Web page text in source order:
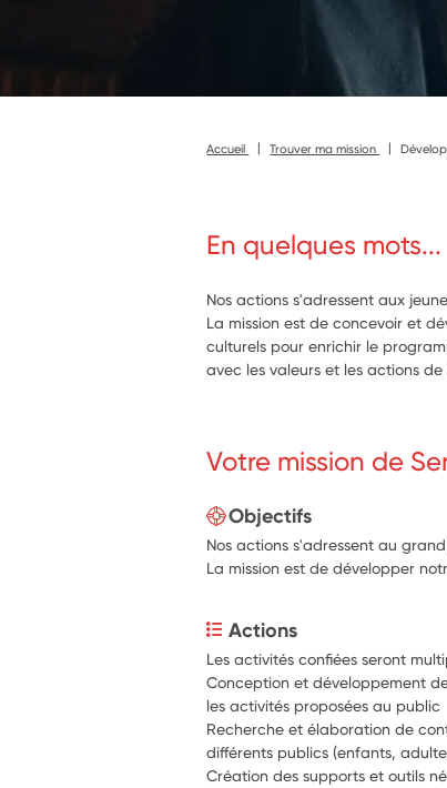
Accueil Trouver ma mission
En quelques mots...
Nos actions s'adressent aux
La mission est de concevoir et
culturels pour enrichir le
avec les valeurs et les actions
Votre mission de
Objectifs
Nos actions s'adressent au
La mission est de développer
Actions
Les activités confiées seront
Conception et développement
les activités proposées au public
Recherche et élaboration de
différents publics (enfants,
Création des supports et outils